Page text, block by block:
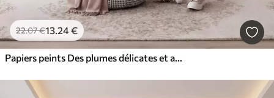
22.07€13.24€
Papiers peints Des plumes délicates et aériennes, nimbées d'une brume rose-pêche aux reflets chatoyants